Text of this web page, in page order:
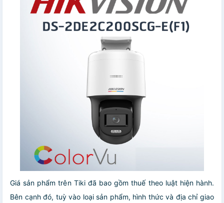
Giá sản phẩm trên Tiki đã bao gồm thuế theo luật hiện hành.
Bên cạnh đó, tuỳ vào loại sản phẩm, hình thức và địa chỉ giao